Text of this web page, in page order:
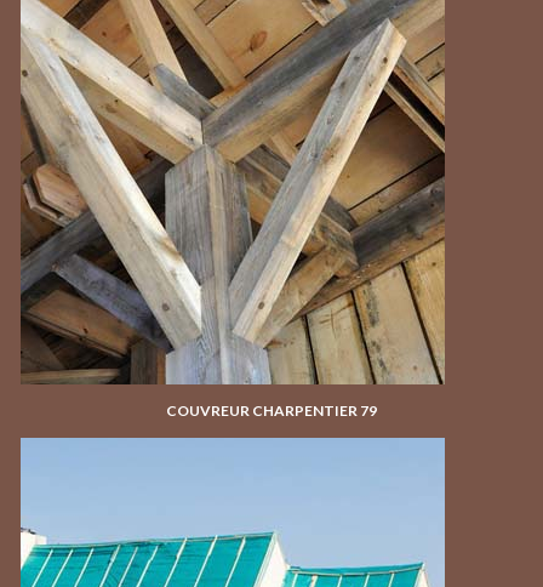
COUVREUR CHARPENTIER 79